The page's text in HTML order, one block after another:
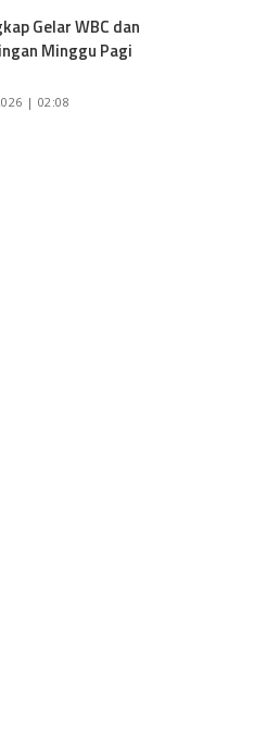
Gelar WBC dan
Minggu Pagi
| 02:08